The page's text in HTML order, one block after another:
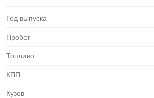
Год выпуска
Пробег
Топливо
КПП
Кузов